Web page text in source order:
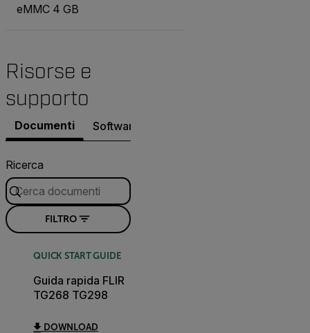
eMMC 4 GB
Risorse e
supporto
Documenti Software e firmware
Ricerca
FILTRO
QUICK START GUIDE
Guida rapida FLIR
TG268 TG298
DOWNLOAD